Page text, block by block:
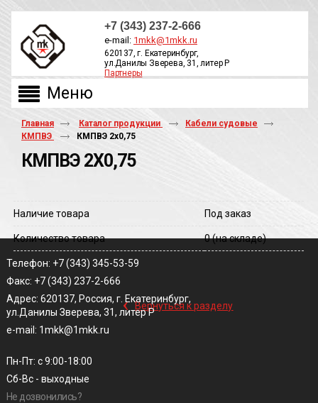
+7 (343) 237-2-666
e-mail: 1mkk@1mkk.ru
620137, г. Екатеринбург,
ул.Данилы Зверева, 31, литер Р
Партнеры
Главная Каталог продукции
Кабели судовые
КМПВЭ
КМПВЭ 2х0,75
КМПВЭ 2Х0,75
Наличие товара Под заказ
Количество товара 0(на складе)
‹ Вернуться к разделу
Телефон: +7 (343) 345-53-59
Факс: +7 (343) 237-2-666
Адрес: 620137, Россия, г. Екатеринбург,
ул.Данилы Зверева, 31, литер Р
e-mail: 1mkk@1mkk.ru
Пн-Пт: с 9:00-18:00
Сб-Вс - выходные
Не дозвонились?